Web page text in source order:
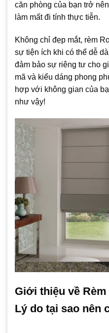
căn phòng của bạn trở
làm mất đi tính thực tiễn.
Không chỉ đẹp mắt, rèm
sự tiện ích khi có thể dễ
đảm bảo sự riêng tư cho
mã và kiểu dáng phong
hợp với không gian của
như vậy!
Giới thiệu về
Lý do tại sao nên